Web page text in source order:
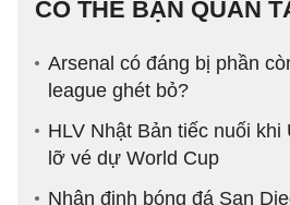
CÓ THỂ BẠN QUAN
Arsenal có đáng bị phần
league ghét bỏ?
HLV Nhật Bản tiếc nuối khi
lỡ vé dự World Cup
Nhận định bóng đá San